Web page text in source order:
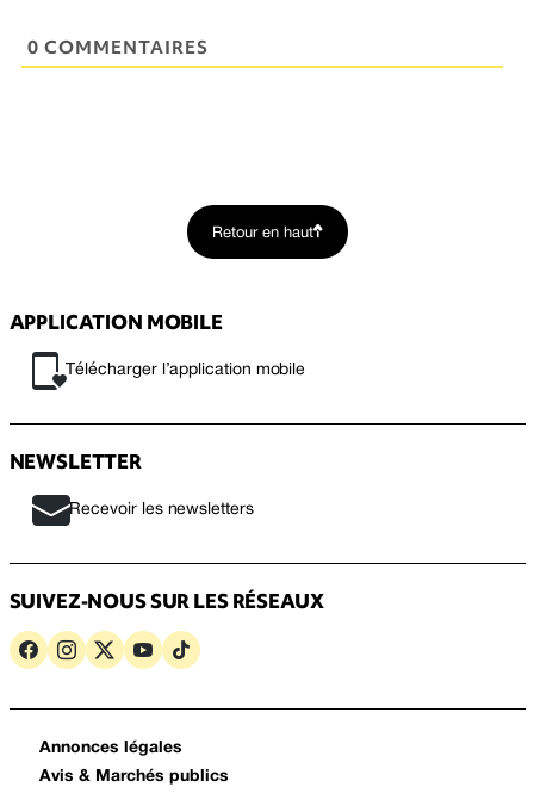
0 COMMENTAIRES
Retour en haut
APPLICATION MOBILE
Télécharger l’application mobile
NEWSLETTER
Recevoir les newsletters
SUIVEZ-NOUS SUR LES RÉSEAUX
Annonces légales
Avis & Marchés publics